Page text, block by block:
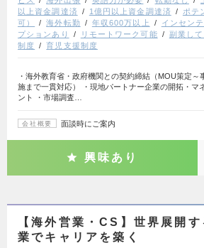
以上資金調達済
1億円以上資金調達済
ポテ
可）
海外転勤 年収600万以上 インセン
プションあり
リモートワーク可能 副業し
制度
育児支援制度
・海外教育省・政府機関との契約締結（MOU策定～
施まで一貫対応） ・現地パートナー企業の開拓・マ
ント ・市場調査…
会社概要 面談時にご案内
興味あり
【海外営業・CS】世界展開
業でキャリアを築く